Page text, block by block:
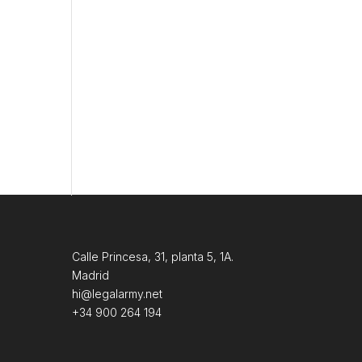
Calle Princesa, 31, planta 5, 1A.
Madrid
hi@legalarmy.net
+34 900 264 194